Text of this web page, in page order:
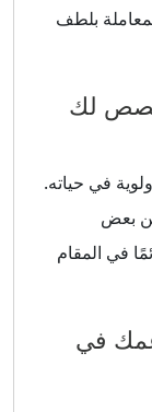
بلطف
لك
في حياته.
بعض
في المقام
في